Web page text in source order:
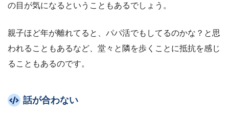
の目が気になるということもあるでしょう。
親子ほど年が離れてると、パパ活でもしてるのかな？と思
われることもあるなど、堂々と隣を歩くことに抵抗を感じ
ることもあるのです。
話が合わない